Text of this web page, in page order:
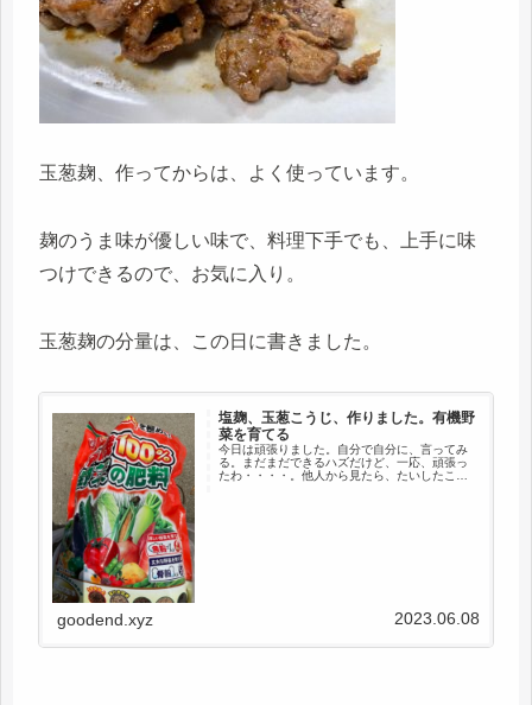
玉葱麹、作ってからは、よく使っています。
麹のうま味が優しい味で、料理下手でも、上手に味
つけできるので、お気に入り。
玉葱麹の分量は、この日に書きました。
塩麹、玉葱こうじ、作りました。有機野
菜を育てる
今日は頑張りました。自分で自分に、言ってみ
る。まだまだできるハズだけど、一応、頑張っ
たわ・・・・。他人から見たら、たいしたこと
goodend.xyz 2023.06.08